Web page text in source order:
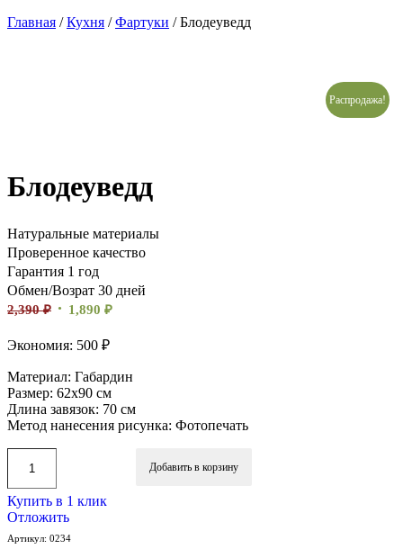
Главная /Кухня /Фартуки / Блодеуведд
Распродажа!
Блодеуведд
Натуральные материалы
Проверенное качество
Гарантия 1 год
Обмен/Возрат 30 дней
2,390₽ 1,890 ₽
Экономия: 500 ₽
Материал: Габардин
Размер: 62х90 см
Длина завязок: 70 см
Метод нанесения рисунка: Фотопечать
Добавить в корзину
Купить в 1 клик
Отложить
Артикул: 0234